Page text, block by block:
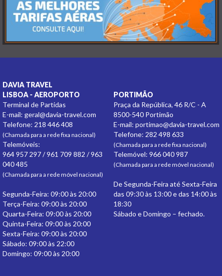
DAVIA TRAVEL
LISBOA - AEROPORTO
Terminal de Partidas
E-mail: geral@davia-travel.com
Telefone: 218 446 408
(Chamada para a rede fixa nacional)
Telemóveis:
964 957 297 / 961 709 882 / 963
040 485
(Chamada para a rede móvel nacional)
Segunda-Feira: 09:00 às 20:00
Terça-Feira: 09:00 às 20:00
Quarta-Feira: 09:00 às 20:00
Quinta-Feira: 09:00 às 20:00
Sexta-Feira: 09:00 às 20:00
Sábado: 09:00 às 22:00
Domingo: 09:00 às 20:00
PORTIMÃO
Praça da República, 46 R/C - A
8500-540 Portimão
E-mail: portimao@davia-travel.com
Telefone: 282 498 633
(Chamada para a rede fixa nacional)
Telemóvel: 966 040 987
(Chamada para a rede móvel nacional)
De Segunda-Feira até Sexta-Feira
das 09:30 às 13:00 e das 14:00 às
18:30
Sábado e Domingo – fechado.